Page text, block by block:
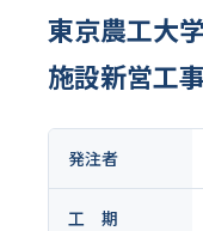
東京農工大
施設新営工事
発注者
工 期